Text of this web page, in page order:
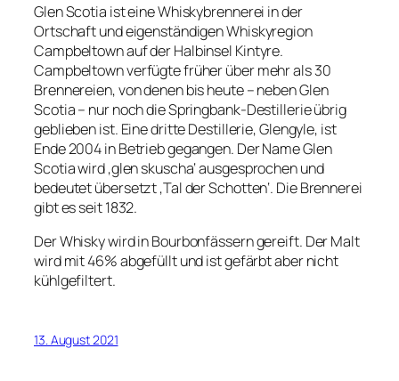
Glen Scotia ist eine Whiskybrennerei in der
Ortschaft und eigenständigen Whiskyregion
Campbeltown auf der Halbinsel Kintyre.
Campbeltown verfügte früher über mehr als 30
Brennereien, von denen bis heute – neben Glen
Scotia – nur noch die Springbank-Destillerie übrig
geblieben ist. Eine dritte Destillerie, Glengyle, ist
Ende 2004 in Betrieb gegangen. Der Name Glen
Scotia wird ‚glen skuscha‘ ausgesprochen und
bedeutet übersetzt ‚Tal der Schotten‘. Die Brennerei
gibt es seit 1832.
Der Whisky wird in Bourbonfässern gereift. Der Malt
wird mit 46% abgefüllt und ist gefärbt aber nicht
kühlgefiltert.
13. August 2021